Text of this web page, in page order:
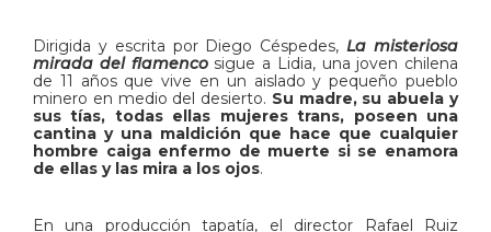
Dirigida y escrita por Diego Céspedes, La misteriosa
mirada del flamencosigue a Lidia, una joven chilena
de 11 años que vive en un aislado y pequeño pueblo
minero en medio del desierto. Su madre, su abuela y
sus tías, todas ellas mujeres trans, poseen una
cantina y una maldición que hace que cualquier
hombre caiga enfermo de muerte si se enamora
de ellas y las mira a los ojos.
En una producción tapatía, el director Rafael Ruiz